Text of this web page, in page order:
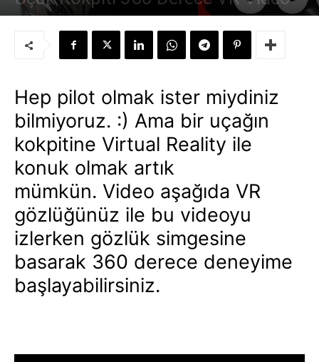
Hep pilot olmak ister miydiniz
bilmiyoruz. :) Ama bir uçağın
kokpitine Virtual Reality ile
konuk olmak artık
mümkün. Video aşağıda VR
gözlüğünüz ile bu videoyu
izlerken gözlük simgesine
basarak 360 derece deneyime
başlayabilirsiniz.